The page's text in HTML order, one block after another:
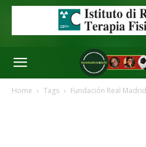
Home Tags Fundación Real Madrid